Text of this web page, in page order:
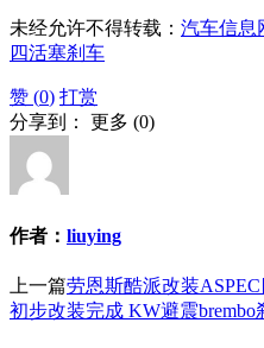
未经允许不得转载： 汽车信息
四活塞刹车
赞 (0) 打赏
分享到： 更多 (0)
作者： liuying
上一篇劳恩斯酷派改装
初步改装完成 KW避震